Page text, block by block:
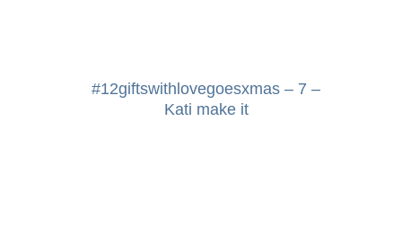
#12giftswithlovegoesxmas – 7 –
Kati make it